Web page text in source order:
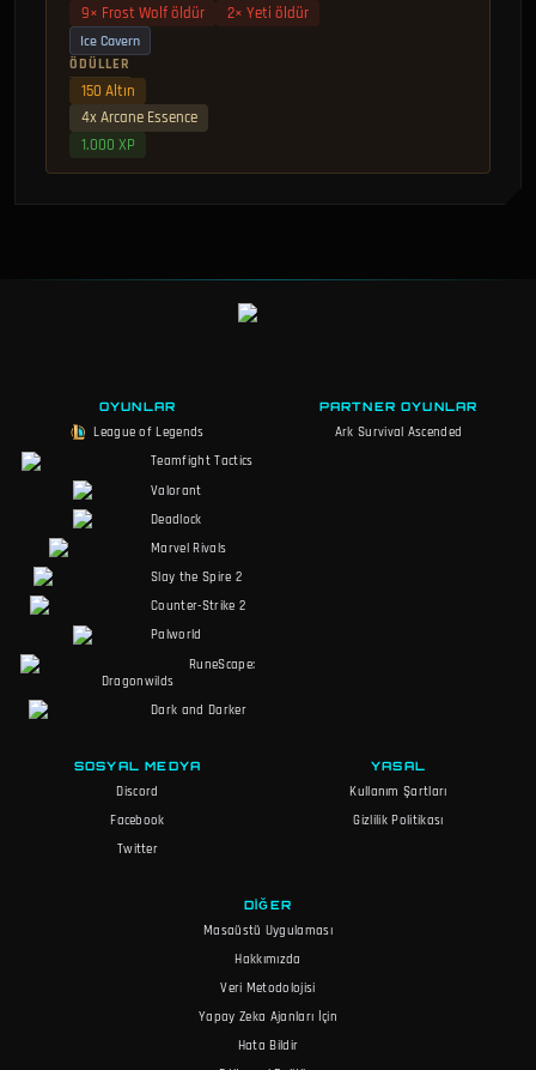
9× Frost Wolf öldür 2× Yeti öldür
Ice Cavern
ÖDÜLLER
150 Altın
4x Arcane Essence
1.000 XP
OYUNLAR
League of Legends
Teamfight Tactics
Valorant
Deadlock
Marvel Rivals
Slay the Spire 2
Counter-Strike 2
Palworld
RuneScape:
Dragonwilds
Dark and Darker
PARTNER OYUNLAR
Ark Survival Ascended
SOSYAL MEDYA
Discord
Facebook
Twitter
YASAL
Kullanım Şartları
Gizlilik Politikası
DIĞER
Masaüstü Uygulaması
Hakkımızda
Veri Metodolojisi
Yapay Zeka Ajanları İçin
Hata Bildir